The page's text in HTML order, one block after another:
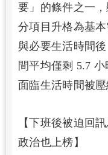
要」的條件之一
分項目升格為基
與必要生活時間
間平均僅剩 5.7
面臨生活時間被壓
【下班後被迫回
政治也上榜】